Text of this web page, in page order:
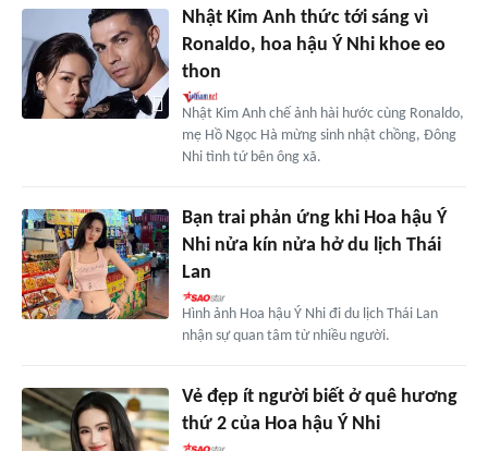
Nhật Kim Anh thức tới sáng vì
Ronaldo, hoa hậu Ý Nhi khoe eo
thon
Nhật Kim Anh chế ảnh hài hước cùng Ronaldo,
mẹ Hồ Ngọc Hà mừng sinh nhật chồng, Đông
Nhi tình tứ bên ông xã.
Bạn trai phản ứng khi Hoa hậu Ý
Nhi nửa kín nửa hở du lịch Thái
Lan
Hình ảnh Hoa hậu Ý Nhi đi du lịch Thái Lan
nhận sự quan tâm từ nhiều người.
Vẻ đẹp ít người biết ở quê hương
thứ 2 của Hoa hậu Ý Nhi